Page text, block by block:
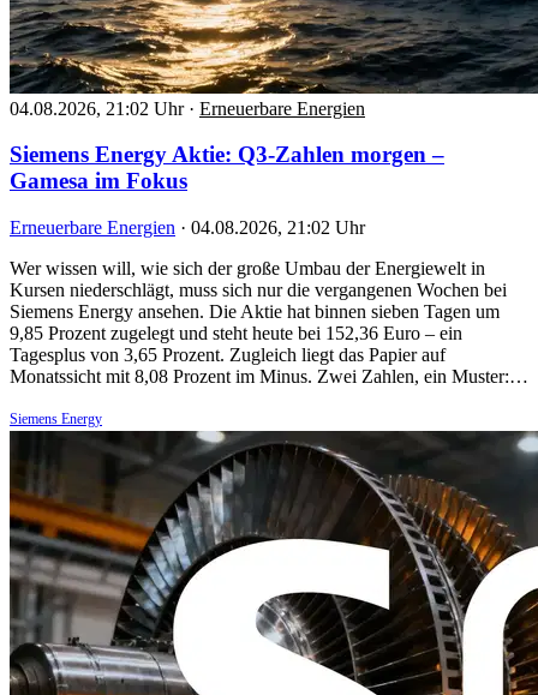
04.08.2026, 21:02 Uhr · Erneuerbare Energien
Siemens Energy Aktie: Q3-Zahlen morgen –
Gamesa im Fokus
Erneuerbare Energien · 04.08.2026, 21:02 Uhr
Wer wissen will, wie sich der große Umbau der Energiewelt in
Kursen niederschlägt, muss sich nur die vergangenen Wochen bei
Siemens Energy ansehen. Die Aktie hat binnen sieben Tagen um
9,85 Prozent zugelegt und steht heute bei 152,36 Euro – ein
Tagesplus von 3,65 Prozent. Zugleich liegt das Papier auf
Monatssicht mit 8,08 Prozent im Minus. Zwei Zahlen, ein Muster:…
Siemens Energy